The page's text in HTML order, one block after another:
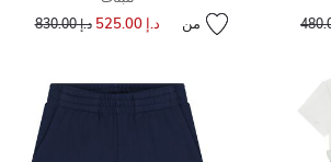
مخفض من من د.إ 525.00 سعر مخفض من
د.إ 830.00 إلى